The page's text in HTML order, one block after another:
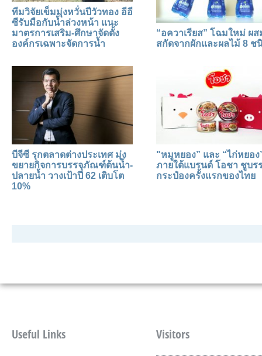
ทีมวิจัยเข็มมุ่งหวั่นปีวัวทอง อีอี
ซีรับมือกับน้ำล่วงหน้า แนะ
มาตรการเสริม-ศึกษาจัดตั้ง
องค์กรเฉพาะจัดการน้ำ
บีจีซี รุกตลาดต่างประเทศ มุ่ง
ขยายกิจการบรรจุภัณฑ์ต้นน้ำ-
ปลายน้ำ วางเป้าปี 62 เติบโต
10%
“อควาเรียส” โฉมใหม่ ผ
สกัดจากผักและผลไม้ 8 ช
"หมูหยอง” และ “ไก่หยอง
ภายใต้แบรนด์ โอชา ชูบร
กระป๋องครั้งแรกของไทย
Useful Links Visitors